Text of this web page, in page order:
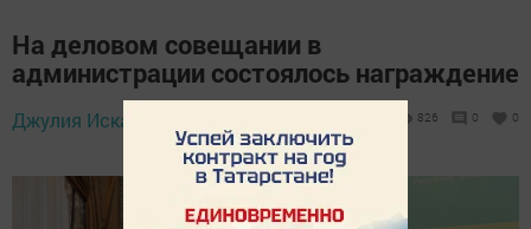
На деловом совещании в
администрации состоялось награждение
Джулия Искандарова,
08:50
826 0 0